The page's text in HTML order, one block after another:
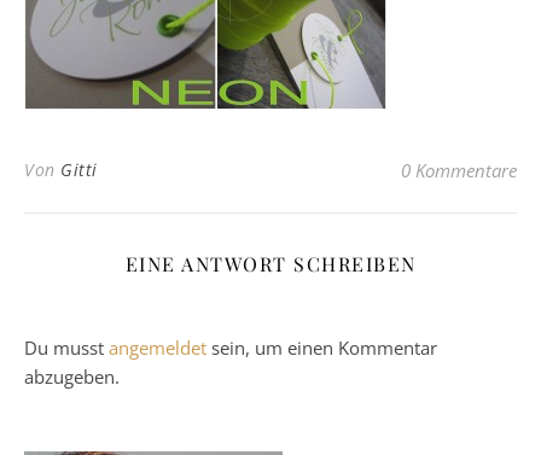
Von Gitti 0 Kommentare
EINE ANTWORT SCHREIBEN
Du musst angemeldet sein, um einen Kommentar
abzugeben.